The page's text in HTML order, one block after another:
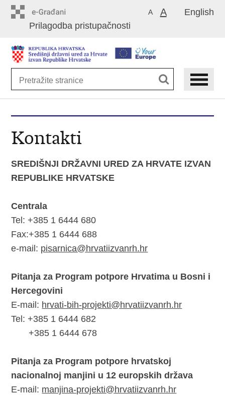
sadržaj
English
A A
Prilagodba pristupačnosti
Kontakti
SREDIŠNJI DRŽAVNI URED ZA HRVATE IZVAN
REPUBLIKE HRVATSKE
Centrala
Tel: +385 1 6444 680
Fax:+385 1 6444 688
e-mail: pisarnica@hrvatiizvanrh.hr
Pitanja za Program potpore Hrvatima u Bosni i
Hercegovini
E-mail: hrvati-bih-projekti@hrvatiizvanrh.hr
Tel: +385 1 6444 682
+385 1 6444 678
Pitanja za Program potpore hrvatskoj
nacionalnoj manjini u 12 europskih država
E-mail: manjina-projekti@hrvatiizvanrh.hr